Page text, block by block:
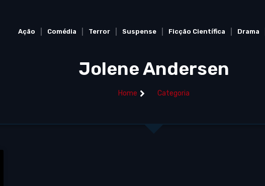
Ação Comédia Terror Suspense Ficção Científica Drama
Jolene Andersen
Home Categoria